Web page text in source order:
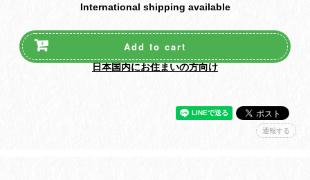
International shipping available
Add to cart
日本国内にお住まいの方向け
通報する